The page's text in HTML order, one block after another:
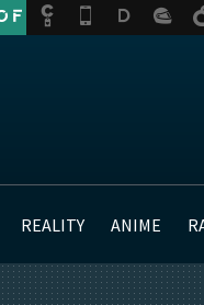
REALITY ANIME